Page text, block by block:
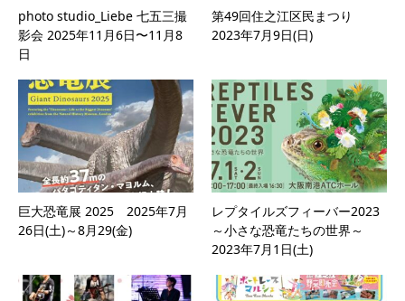
photo studio_Liebe 七五三撮
影会 2025年11月6日〜11月8
日
第49回住之江区民まつり
2023年7月9日(日)
巨大恐竜展 2025 2025年7月
26日(土)～8月29(金)
レプタイルズフィーバー2023
～小さな恐竜たちの世界～
2023年7月1日(土)